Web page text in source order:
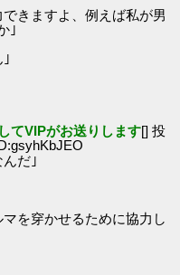
きますよ、例えば私が男
｣
てVIPがお送りします[] 投
だ｣
を穿かせるために協力し